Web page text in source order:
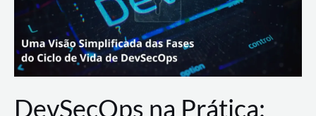
DevSecOps na Prática: